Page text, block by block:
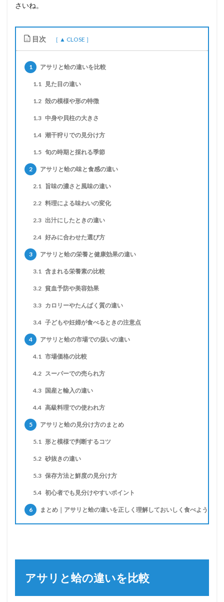
さいね。
目次
1 アサリと蛤の違いを比較
1.1 見た目の違い
1.2 殻の模様や形の特徴
1.3 中身や貝柱の大きさ
1.4 潮干狩りでの見分け方
1.5 旬の時期と採れる季節
2 アサリと蛤の味と食感の違い
2.1 旨味の濃さと風味の違い
2.2 料理による味わいの変化
2.3 出汁にしたときの違い
2.4 好みに合わせた選び方
3 アサリと蛤の栄養と健康効果の違い
3.1 含まれる栄養素の比較
3.2 貧血予防や美容効果
3.3 カロリーやたんぱく質の違い
3.4 子どもや妊婦が食べるときの注意点
4 アサリと蛤の市場での扱いの違い
4.1 市場価格の比較
4.2 スーパーでの売られ方
4.3 国産と輸入の違い
4.4 高級料理での使われ方
5 アサリと蛤の見分け方のまとめ
5.1 形と模様で判断するコツ
5.2 砂抜きの違い
5.3 保存方法と鮮度の見分け方
5.4 初心者でも見分けやすいポイント
6 まとめ｜アサリと蛤の違いを正しく理解しておいしく食べよう
アサリと蛤の違いを比較